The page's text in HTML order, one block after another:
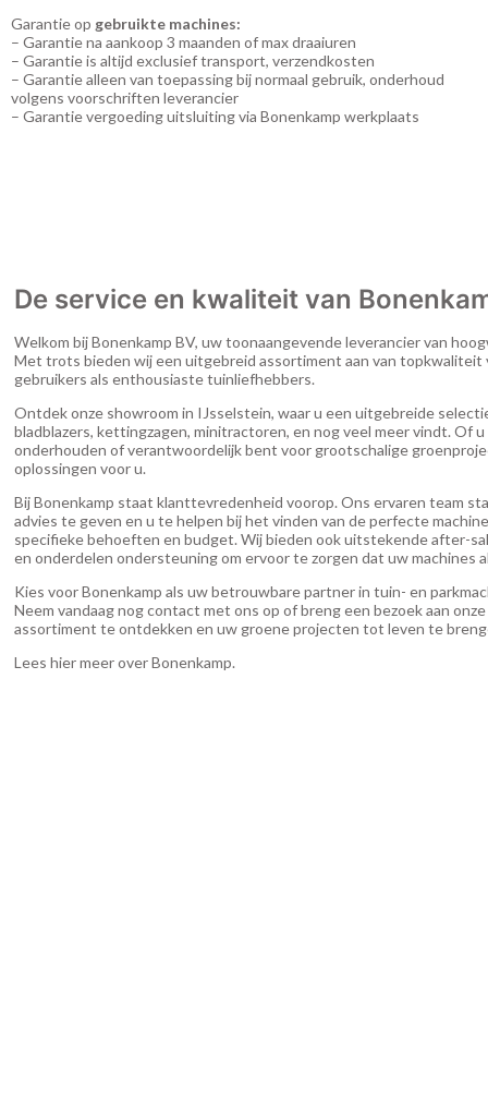
Garantie op gebruikte machines:
– Garantie na aankoop 3 maanden of max draaiuren
– Garantie is altijd exclusief transport, verzendkosten
– Garantie alleen van toepassing bij normaal gebruik, onderhoud
volgens voorschriften leverancier
– Garantie vergoeding uitsluiting via Bonenkamp werkplaats
De service en kwaliteit van
Welkom bij Bonenkamp BV, uw toonaangevende leverancier van
Met trots bieden wij een uitgebreid assortiment aan van topkwaliteit
gebruikers als enthousiaste tuinliefhebbers.
Ontdek onze showroom in IJsselstein, waar u een uitgebreide
bladblazers, kettingzagen, minitractoren, en nog veel meer vindt. Of
onderhouden of verantwoordelijk bent voor grootschalige
oplossingen voor u.
Bij Bonenkamp staat klanttevredenheid voorop. Ons ervaren team
advies te geven en u te helpen bij het vinden van de perfecte
specifieke behoeften en budget. Wij bieden ook uitstekende after-
en onderdelen ondersteuning om ervoor te zorgen dat uw machines
Kies voor Bonenkamp als uw betrouwbare partner in tuin- en
Neem vandaag nog contact met ons op of breng een bezoek aan
assortiment te ontdekken en uw groene projecten tot leven te
Lees hier meer over Bonenkamp.